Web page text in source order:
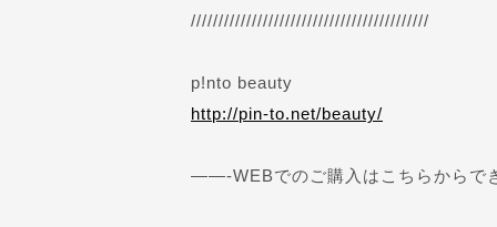
///////////////////////////////////////////
p!nto beauty
http://pin-to.net/beauty/
——-WEBでのご購入はこちらから